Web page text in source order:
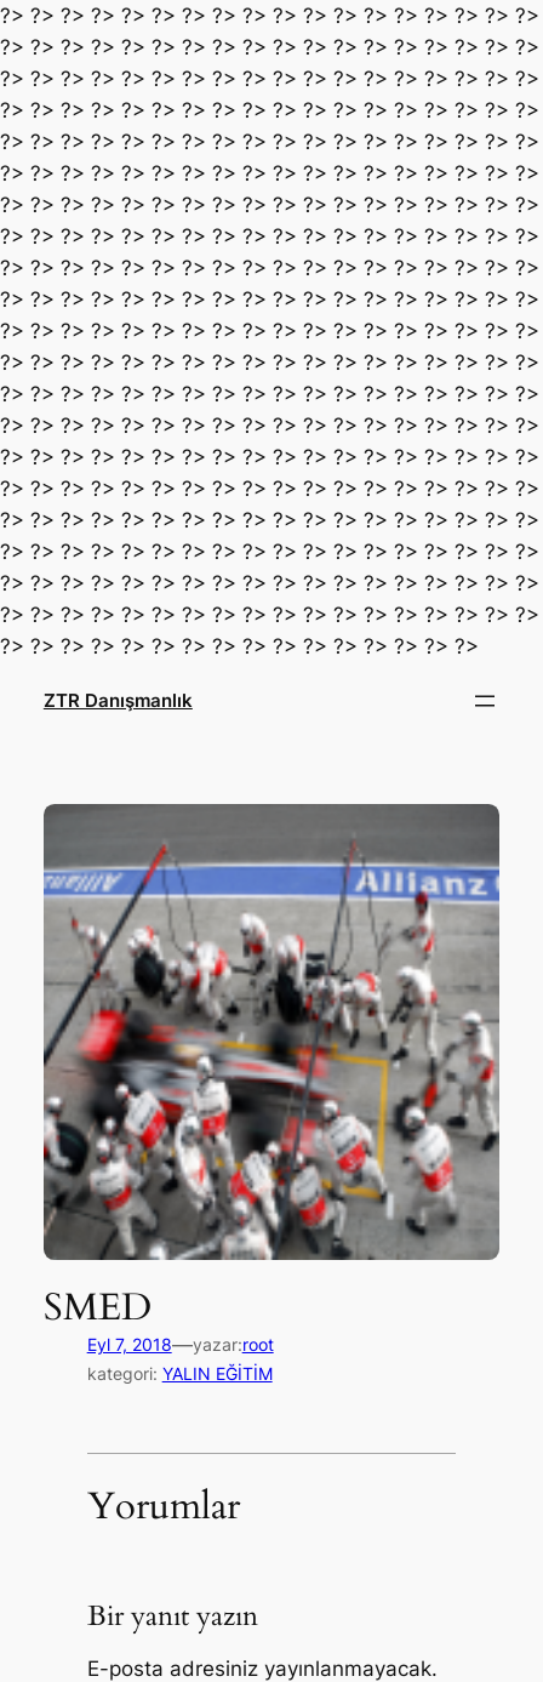
?> ?> ?> ?> ?> ?> ?> ?> ?> ?> ?> ?> ?> ?> ?> ?> ?> ?>
?> ?> ?> ?> ?> ?> ?> ?> ?> ?> ?> ?> ?> ?> ?> ?> ?> ?>
?> ?> ?> ?> ?> ?> ?> ?> ?> ?> ?> ?> ?> ?> ?> ?> ?> ?>
?> ?> ?> ?> ?> ?> ?> ?> ?> ?> ?> ?> ?> ?> ?> ?> ?> ?>
?> ?> ?> ?> ?> ?> ?> ?> ?> ?> ?> ?> ?> ?> ?> ?> ?> ?>
?> ?> ?> ?> ?> ?> ?> ?> ?> ?> ?> ?> ?> ?> ?> ?> ?> ?>
?> ?> ?> ?> ?> ?> ?> ?> ?> ?> ?> ?> ?> ?> ?> ?> ?> ?>
?> ?> ?> ?> ?> ?> ?> ?> ?> ?> ?> ?> ?> ?> ?> ?> ?> ?>
?> ?> ?> ?> ?> ?> ?> ?> ?> ?> ?> ?> ?> ?> ?> ?> ?> ?>
?> ?> ?> ?> ?> ?> ?> ?> ?> ?> ?> ?> ?> ?> ?> ?> ?> ?>
?> ?> ?> ?> ?> ?> ?> ?> ?> ?> ?> ?> ?> ?> ?> ?> ?> ?>
?> ?> ?> ?> ?> ?> ?> ?> ?> ?> ?> ?> ?> ?> ?> ?> ?> ?>
?> ?> ?> ?> ?> ?> ?> ?> ?> ?> ?> ?> ?> ?> ?> ?> ?> ?>
?> ?> ?> ?> ?> ?> ?> ?> ?> ?> ?> ?> ?> ?> ?> ?> ?> ?>
?> ?> ?> ?> ?> ?> ?> ?> ?> ?> ?> ?> ?> ?> ?> ?> ?> ?>
?> ?> ?> ?> ?> ?> ?> ?> ?> ?> ?> ?> ?> ?> ?> ?> ?> ?>
?> ?> ?> ?> ?> ?> ?> ?> ?> ?> ?> ?> ?> ?> ?> ?> ?> ?>
?> ?> ?> ?> ?> ?> ?> ?> ?> ?> ?> ?> ?> ?> ?> ?> ?> ?>
?> ?> ?> ?> ?> ?> ?> ?> ?> ?> ?> ?> ?> ?> ?> ?> ?> ?>
?> ?> ?> ?> ?> ?> ?> ?> ?> ?> ?> ?> ?> ?> ?> ?> ?> ?>
?> ?> ?> ?> ?> ?> ?> ?> ?> ?> ?> ?> ?> ?> ?> ?>
ZTR Danışmanlık
SMED
Eyl 7, 2018—yazar:root
kategori: YALIN EĞİTİM
Yorumlar
Bir yanıt yazın
E-posta adresiniz yayınlanmayacak.